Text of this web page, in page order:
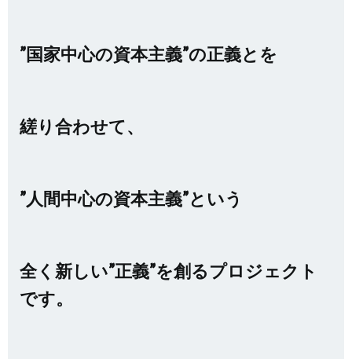
”国家中心の資本主義”の正義とを
縒り合わせて、
”人間中心の資本主義”という
全く新しい”正義”を創るプロジェクト
です。